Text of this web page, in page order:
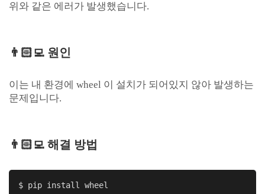
위와 같은 에러가 발생했습니다.
👨🏻‍💻 원인
이는 내 환경에 wheel 이 설치가 되어있지 않아 발생하는
문제입니다.
👨🏻‍💻 해결 방법
$ pip install wheel